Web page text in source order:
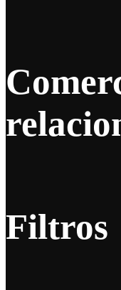
Filtros